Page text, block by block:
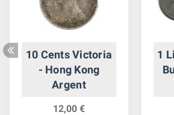
10 Cents Victoria
- Hong Kong
Argent
12,00 €
1